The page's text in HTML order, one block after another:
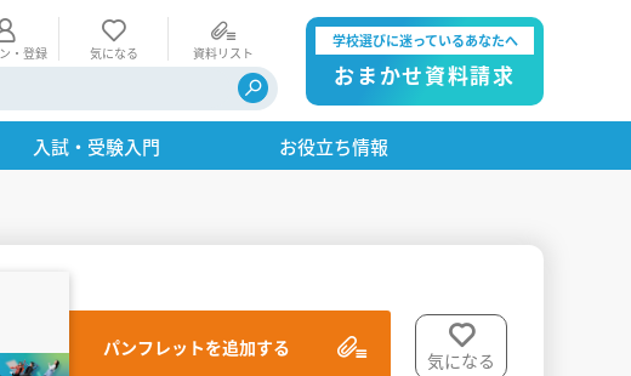
・登録 気になる 資料リスト
学校選びに迷っているあなたへ
おまかせ資料請求
入試・受験入門 お役立ち情報
パンフレットを追加する
気になる